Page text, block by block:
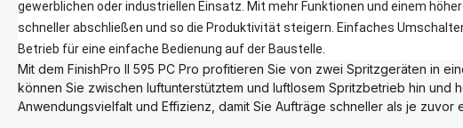
gewerblichen oder industriellen Einsatz. Mit mehr Funktionen und einem
schneller abschließen und so die Produktivität steigern. Einfaches
Betrieb für eine einfache Bedienung auf der Baustelle.
Mit dem FinishPro II 595 PC Pro profitieren Sie von zwei Spritzgeräten in
können Sie zwischen luftunterstütztem und luftlosem Spritzbetrieb hin und
Anwendungsvielfalt und Effizienz, damit Sie Aufträge schneller als je zuvor